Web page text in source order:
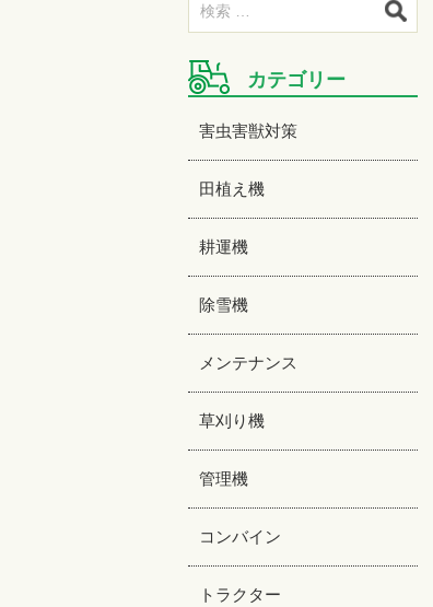
カテゴリー
害虫害獣対策
田植え機
耕運機
除雪機
メンテナンス
草刈り機
管理機
コンバイン
トラクター